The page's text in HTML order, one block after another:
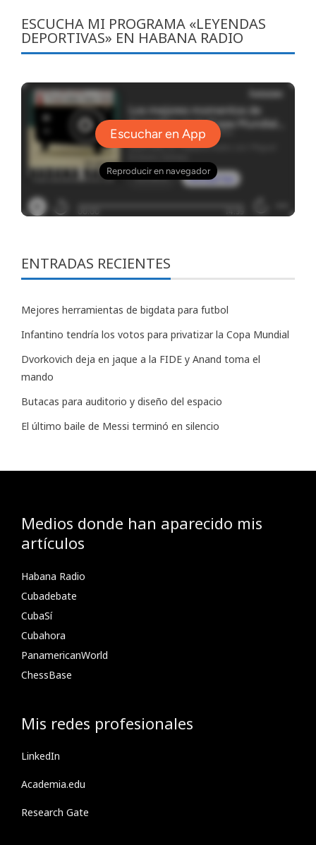
ESCUCHA MI PROGRAMA «LEYENDAS
DEPORTIVAS» EN HABANA RADIO
ENTRADAS RECIENTES
Mejores herramientas de bigdata para futbol
Infantino tendría los votos para privatizar la Copa Mundial
Dvorkovich deja en jaque a la FIDE y Anand toma el
mando
Butacas para auditorio y diseño del espacio
El último baile de Messi terminó en silencio
Medios donde han aparecido mis
artículos
Habana Radio
Cubadebate
CubaSí
Cubahora
PanamericanWorld
ChessBase
Mis redes profesionales
LinkedIn
Academia.edu
Research Gate